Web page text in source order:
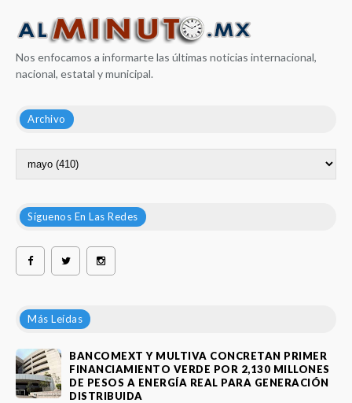
Nos enfocamos a informarte las últimas noticias internacional,
nacional, estatal y municipal.
Archivo
Síguenos En Las Redes
Más Leídas
BANCOMEXT Y MULTIVA CONCRETAN PRIMER
FINANCIAMIENTO VERDE POR 2,130 MILLONES
DE PESOS A ENERGÍA REAL PARA GENERACIÓN
DISTRIBUIDA